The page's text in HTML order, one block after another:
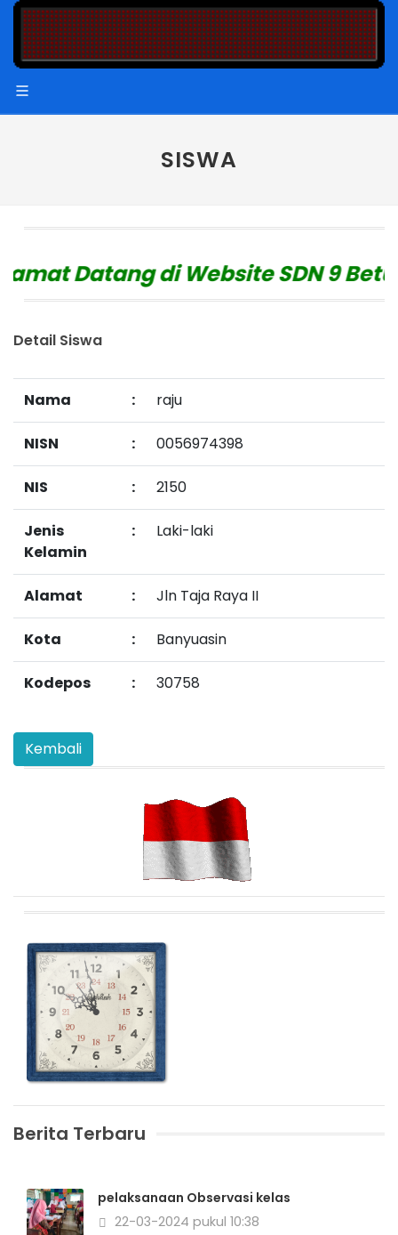
SISWA
Berita Terbaru
pelaksanaan Observasi kelas
22-03-2024 pukul 10:38
Datang di Website SDN 9
Detail Siswa
Nama : raju
NISN : 0056974398
NIS : 2150
Jenis
Kelamin
: Laki-laki
Alamat : Jln Taja Raya II
Kota : Banyuasin
Kodepos : 30758